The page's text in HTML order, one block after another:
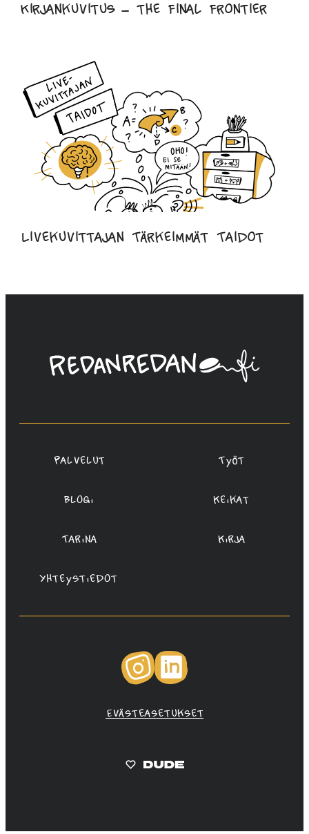
Kirjankuvitus – the final frontier
Livekuvittajan Tärkeimmät Taidot
Linda
Saukko-
Oy
Palvelut Työt
Blogi Keikat
Tarina Kirja
Yhteystiedot
Instagram
Evästeasetukset